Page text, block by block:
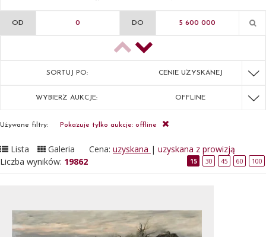
OD DO
SORTUJ PO: CENIE UZYSKANEJ
WYBIERZ AUKCJE: OFFLINE
Używane filtry: Pokazuje tylko aukcje: offline
Lista Galeria Cena: uzyskana | uzyskana z prowizją
Liczba wyników: 19862 15 30 45 60 100